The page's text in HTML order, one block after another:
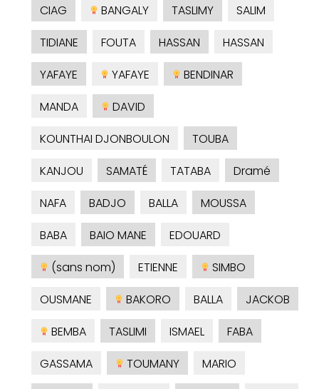
CIAG
BANGALY TASLIMY
SALIM
TIDIANE
FOUTA HASSAN
HASSAN
YAFAYE
YAFAYE
BENDINAR
MANDA
DAVID
KOUNTHAI DJONBOULON
TOUBA
KANJOU
SAMATÉ TATABA
Dramé
NAFA
BADJO BALLA
MOUSSA
BABA
BAIO MANE
EDOUARD
(sans nom)
ETIENNE
SIMBO
OUSMANE
BAKORO BALLA
JACKOB
BEMBA
TASLIMI ISMAEL
FABA
GASSAMA
TOUMANY
MARIO